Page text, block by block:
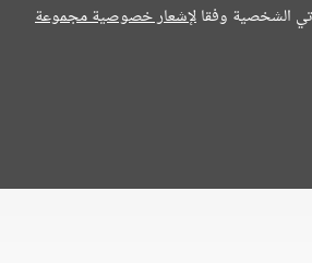
الشخصية وفقالإشعار خصوصية مجموعة